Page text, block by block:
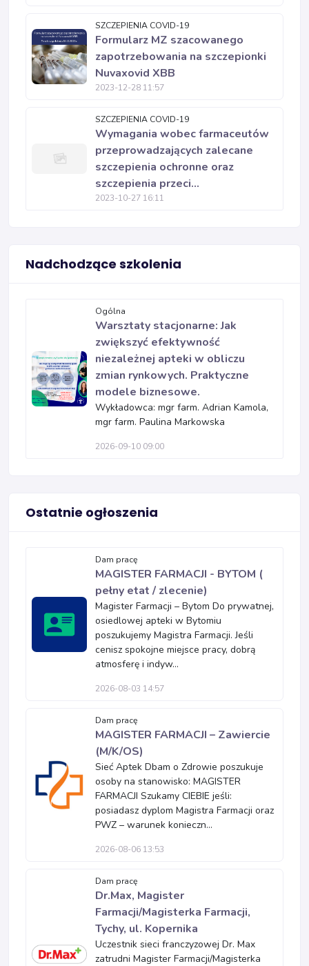
SZCZEPIENIA COVID-19
Formularz MZ szacowanego
zapotrzebowania na szczepionki
Nuvaxovid XBB
2023-12-28 11:57
SZCZEPIENIA COVID-19
Wymagania wobec farmaceutów
przeprowadzających zalecane
szczepienia ochronne oraz
szczepienia przeci...
2023-10-27 16:11
Nadchodzące szkolenia
Ogólna
Warsztaty stacjonarne: Jak
zwiększyć efektywność
niezależnej apteki w obliczu
zmian rynkowych. Praktyczne
modele biznesowe.
Wykładowca: mgr farm. Adrian Kamola,
mgr farm. Paulina Markowska
2026-09-10 09:00
Ostatnie ogłoszenia
Dam pracę
MAGISTER FARMACJI - BYTOM (
pełny etat / zlecenie)
Magister Farmacji – Bytom Do prywatnej,
osiedlowej apteki w Bytomiu
poszukujemy Magistra Farmacji. Jeśli
cenisz spokojne miejsce pracy, dobrą
atmosferę i indyw...
2026-08-03 14:57
Dam pracę
MAGISTER FARMACJI – Zawiercie
(M/K/OS)
Sieć Aptek Dbam o Zdrowie poszukuje
osoby na stanowisko: MAGISTER
FARMACJI Szukamy CIEBIE jeśli:
posiadasz dyplom Magistra Farmacji oraz
PWZ – warunek konieczn...
2026-08-06 13:53
Dam pracę
Dr.Max, Magister
Farmacji/Magisterka Farmacji,
Tychy, ul. Kopernika
Uczestnik sieci franczyzowej Dr. Max
zatrudni Magister Farmacji/Magisterka